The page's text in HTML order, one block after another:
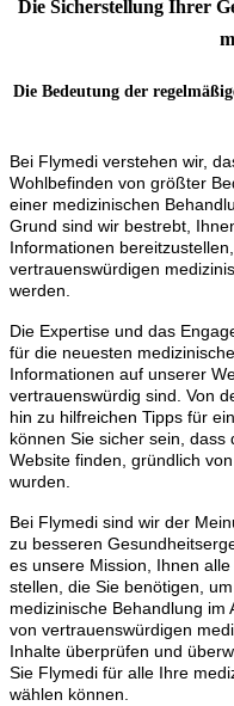
Die Sicherstellung Ihrer
Die Bedeutung der
Bei Flymedi verstehen wir,
Wohlbefinden von größter
einer medizinischen
Grund sind wir bestrebt,
Informationen
vertrauenswürdigen
werden.
Die Expertise und das
für die neuesten
Informationen auf unserer
vertrauenswürdig sind. Von
hin zu hilfreichen Tipps für
können Sie sicher sein,
Website finden, gründlich
wurden.
Bei Flymedi sind wir der
zu besseren
es unsere Mission, Ihnen
stellen, die Sie benötigen,
medizinische Behandlung im
von vertrauenswürdigen
Inhalte überprüfen und
Sie Flymedi für alle Ihre
wählen können.